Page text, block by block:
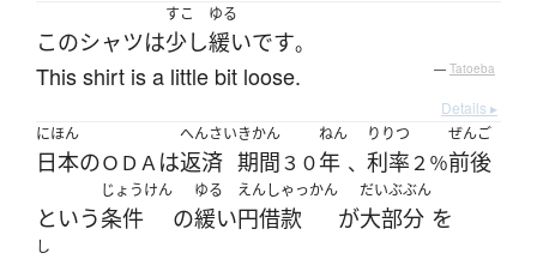
このシャツは
すこ
少し
ゆる
緩いです。
This shirt is a little bit loose. — Tatoeba
Details ▸
にほん
日本のＯＤＡは
へんさい
返済
きかん
期間３０
ねん
年 、
りりつ
利率２％
ぜんご
前後
という
じょうけん
条件 の
ゆる
緩い
えんしゃっかん
円借款 が
だいぶぶん
大部分 を
し